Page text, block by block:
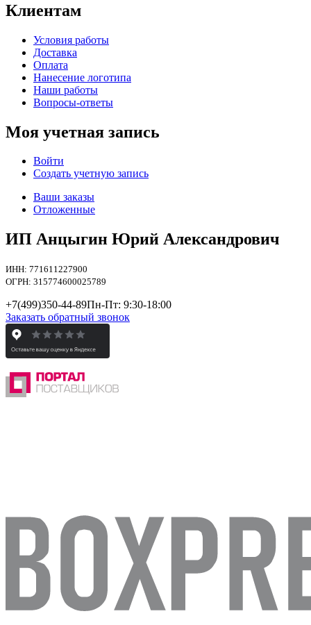
Клиентам
Условия работы
Доставка
Оплата
Нанесение логотипа
Наши работы
Вопросы-ответы
Моя учетная запись
Войти
Создать учетную запись
Ваши заказы
Отложенные
ИП Анцыгин Юрий Александрович
ИНН: 771611227900
ОГРН: 315774600025789
+7(499)350-44-89Пн-Пт: 9:30-18:00
Заказать обратный звонок